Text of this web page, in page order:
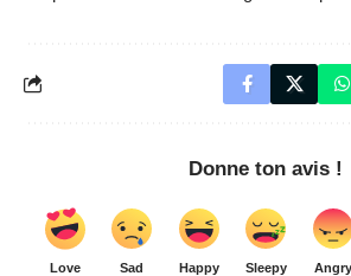
Donne ton avis !
Love Sad Happy Sleepy Angry